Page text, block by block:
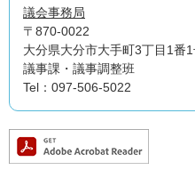
議会事務局
〒870-0022
大分県大分市大手町3丁目1番1
議事課・議事調整班
Tel：097-506-5022